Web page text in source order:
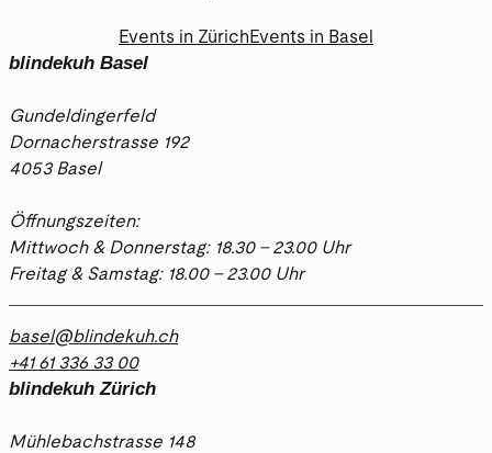
Events in Zürich Events in Basel
blindekuh Basel
Gundeldingerfeld
Dornacherstrasse 192
4053 Basel
Öffnungszeiten:
Mittwoch & Donnerstag: 18.30 - 23.00 Uhr
Freitag & Samstag: 18.00 - 23.00 Uhr
basel@blindekuh.ch
+41 61 336 33 00
blindekuh Zürich
Mühlebachstrasse 148